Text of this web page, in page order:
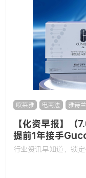
欧莱雅 电商法 雅诗
【化资早报】（
提前1年接手
款……
行业资讯早知道，锁